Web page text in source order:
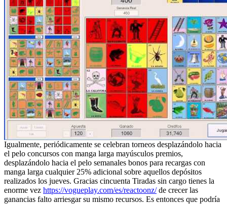
Igualmente, periódicamente se celebran torneos desplazándolo hacia
el pelo concursos con manga larga mayúsculos premios,
desplazándolo hacia el pelo semanales bonos para recargas con
manga larga cualquier 25% adicional sobre aquellos depósitos
realizados los jueves. Gracias cincuenta Tiradas sin cargo tienes la
enorme vez https://vogueplay.com/es/reactoonz/de crecer las
ganancias falto arriesgar su mismo recursos. Es entonces que podrí­a